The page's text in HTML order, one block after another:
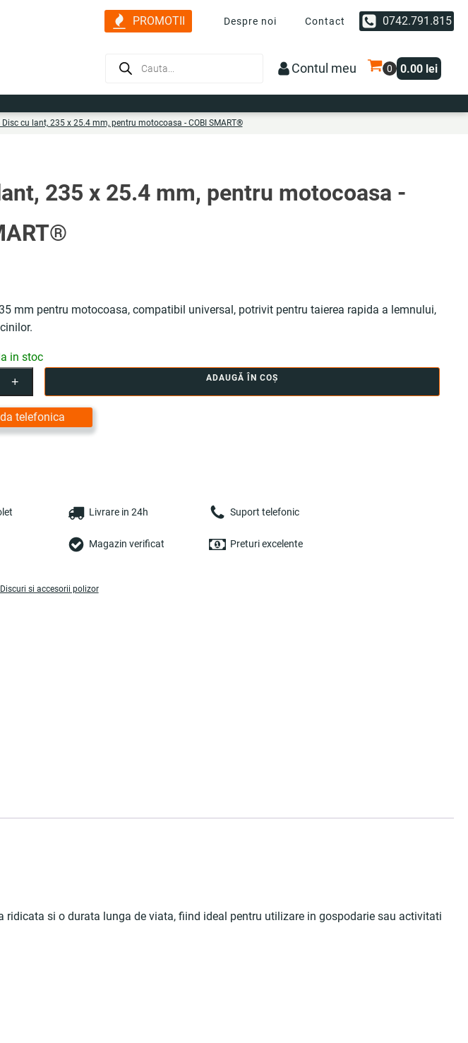
PROMOTII Despre noi Contact 0742.791.815
Products
Contul meu 0.00 lei
cu lant, 235 x 25.4 mm, pentru motocoasa - COBI SMART®
235 x 25.4 mm, pentru motocoasa -
mm pentru motocoasa, compatibil universal, potrivit pentru taierea rapida a lemnului,
in stoc
+ ADAUGĂ ÎN COȘ
telefonica
Livrare in 24h Suport telefonic
Magazin verificat Preturi excelente
Discuri si accesorii polizor
si o durata lunga de viata, fiind ideal pentru utilizare in gospodarie sau activitati